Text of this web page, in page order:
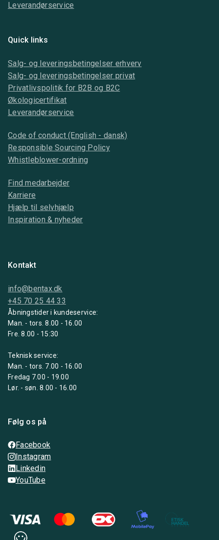
Leverandørservice
Quick links
Salg- og leveringsbetingelser erhverv
Salg- og leveringsbetingelser privat
Privatlivspolitik for B2B og B2C
Økologicertifikat
Leverandørservice
Code of conduct (English - dansk)
Responsible Sourcing Policy
Whistleblower-ordning
Find medarbejder
Karriere
Hjælp til selvhjælp
Inspiration & nyheder
Kontakt
info@bentax.dk
+45 70 25 44 33
Åbningstider i kundeservice:
Man. - tors. 8.00 - 16.00
Fre. 8.00 - 15:30
Teknisk service:
Man. - tors. 7.00 - 16.00
Fredag 7.00 - 19.00
Lør. - søn. 8.00 - 16.00
Følg os på
Facebook
Instagram
Linkedin
YouTube